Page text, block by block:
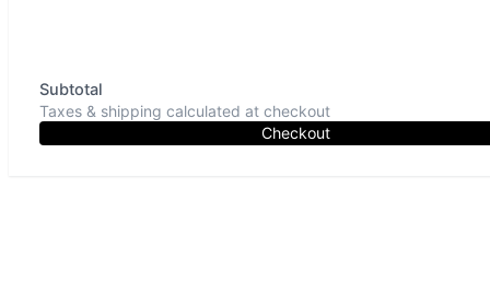
Subtotal
Taxes & shipping calculated at checkout
Checkout